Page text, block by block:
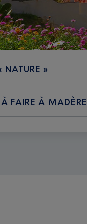
NATURE »
FAIRE À MADÈRE